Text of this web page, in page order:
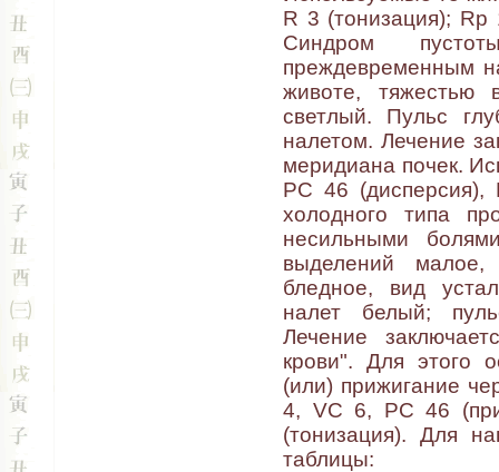
R 3 (тонизация); Rp
Синдром
преждевременным
животе, тяжестью
светлый. Пульс
налетом. Лечение
меридиана почек.
PC 46
холодного типа
несильными
выделений
бледное, вид
налет белый;
Лечение
крови". Для этого
(или) прижигание
4, VC 6, PC 46
(тонизация). Для
таблицы: